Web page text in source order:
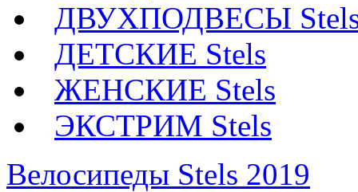
ДВУХПОДВЕСЫ
ДЕТСКИЕ Stels
ЖЕНСКИЕ Stels
ЭКСТРИМ Stels
Велосипеды Stels 2019